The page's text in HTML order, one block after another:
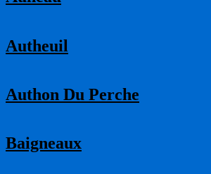
Autheuil
Authon Du Perche
Baigneaux